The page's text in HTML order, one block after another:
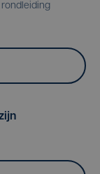
rondleiding